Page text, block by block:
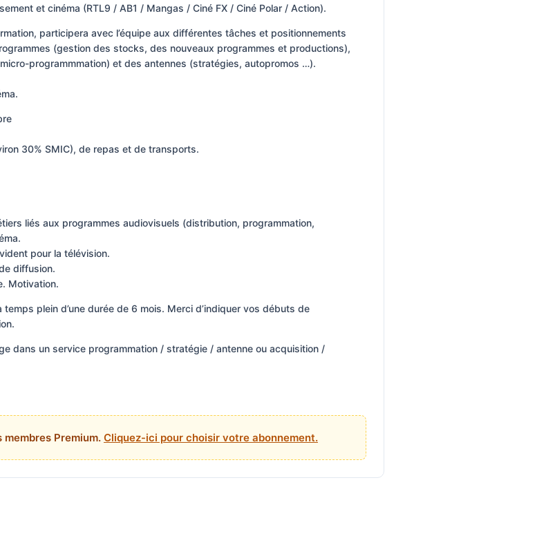
et cinéma (RTL9 / AB1 / Mangas / Ciné FX / Ciné Polar / Action).
participera avec l’équipe aux différentes tâches et positionnements
(gestion des stocks, des nouveaux programmes et productions),
programmmation) et des antennes (stratégies, autopromos …).
30% SMIC), de repas et de transports.
liés aux programmes audiovisuels (distribution, programmation,
pour la télévision.
diffusion.
Motivation.
plein d’une durée de 6 mois. Merci d’indiquer vos débuts de
dans un service programmation / stratégie / antenne ou acquisition /
Premium. Cliquez-ici pour choisir votre abonnement.